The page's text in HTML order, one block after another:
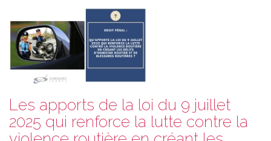
Les apports de la loi du 9 juillet
2025 qui renforce la lutte contre la